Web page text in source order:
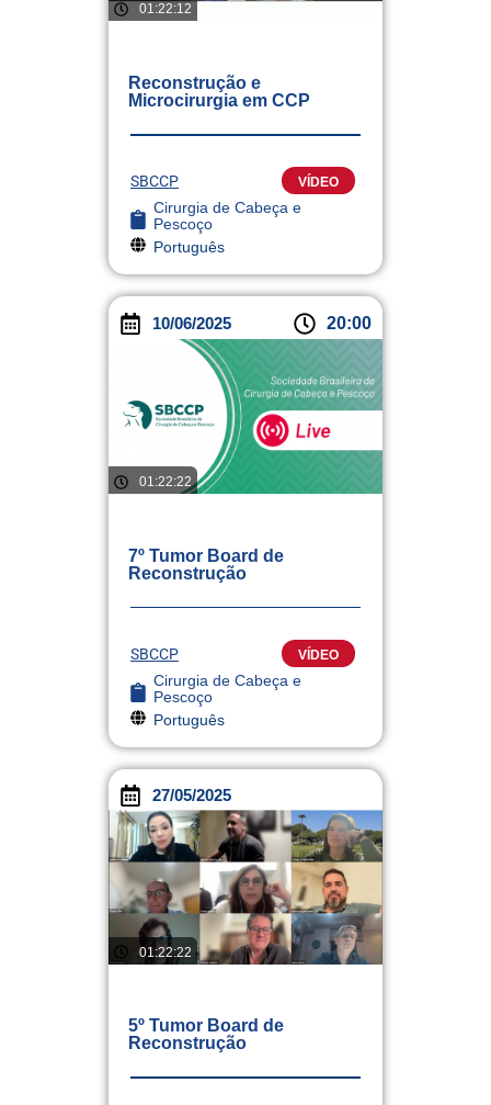
01:22:12
Reconstrução e
Microcirurgia em CCP
SBCCP VÍDEO
Cirurgia de Cabeça e
Pescoço
Português
10/06/2025 20:00
01:22:22
7º Tumor Board de
Reconstrução
SBCCP VÍDEO
Cirurgia de Cabeça e
Pescoço
Português
27/05/2025
01:22:22
5º Tumor Board de
Reconstrução